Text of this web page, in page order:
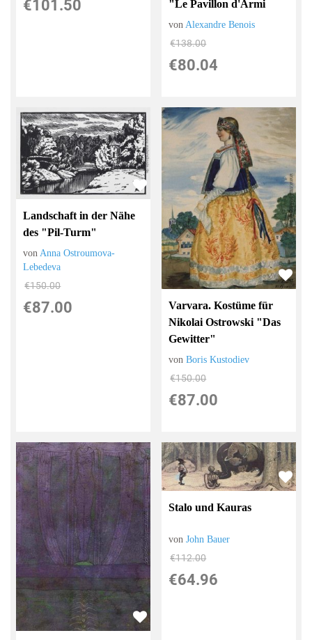
€101.50 "Le Pavillon d'Armi
vonAlexandre Benois
€138.00
€80.04
Landschaft in der Nähe
des "Pil-Turm"
von Anna Ostroumova-
Lebedeva
€150.00
€87.00
Varvara. Kostüme für
Nikolai Ostrowski "Das
Gewitter"
vonBoris Kustodiev
€150.00
€87.00
Stalo und Kauras
vonJohn Bauer
€112.00
€64.96